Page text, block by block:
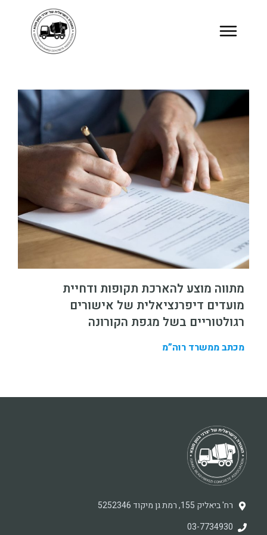
מתווה מוצע להארכת תקופות ודחיית
מועדים דיפרנציאלית של אישורים
רגולטוריים בשל מגפת הקורונה
מכתב ממשרד רוה”מ
רח' ביאליק 155, רמת גן מיקוד 5252346
03-7734930